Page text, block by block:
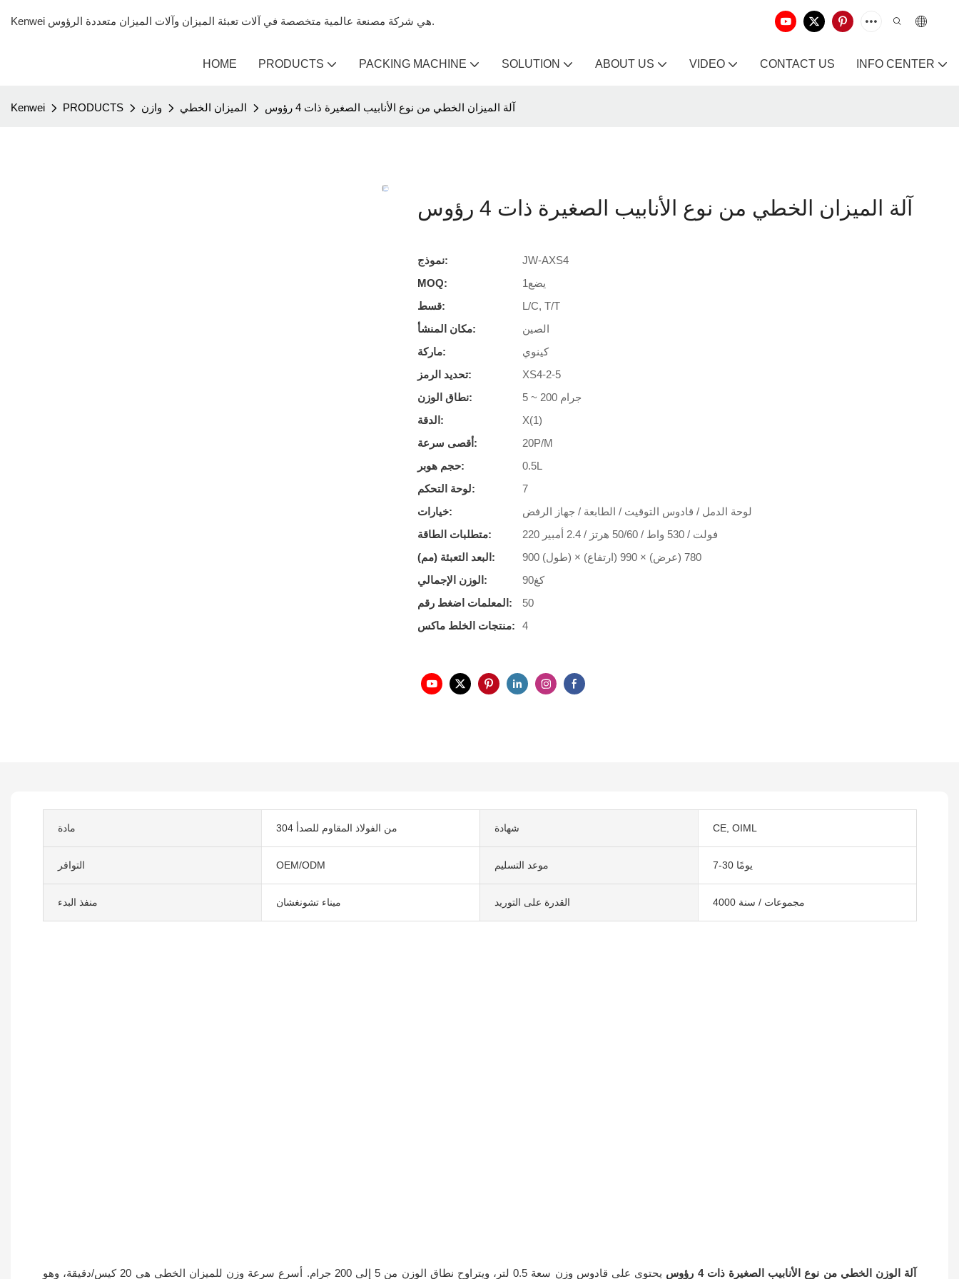
Kenwei هي شركة مصنعة عالمية متخصصة في آلات تعبئة الميزان وآلات الميزان متعددة الرؤوس.
HOME PRODUCTS PACKING MACHINE SOLUTION ABOUT US VIDEO CONTACT US INFO CENTER
Kenwei PRODUCTS وازن الميزان الخطي آلة الميزان الخطي من نوع الأنابيب الصغيرة ذات 4 رؤوس
آلة الميزان الخطي من نوع الأنابيب الصغيرة ذات 4 رؤوس
نموذج:
JW-AXS4
MOQ:
يضع1
قسط:
L/C, T/T
مكان المنشأ:
الصين
ماركة:
كينوي
تحديد الرمز:
XS4-2-5
نطاق الوزن:
5 ~ 200 جرام
الدقة:
X(1)
أقصى سرعة:
20P/M
حجم هوبر:
0.5L
لوحة التحكم:
7
خيارات:
لوحة الدمل / قادوس التوقيت / الطابعة / جهاز الرفض
متطلبات الطاقة:
220 فولت / 530 واط / 50/60 هرتز / 2.4 أمبير
البعد التعبئة (مم):
900 (طول) × 780 (عرض) × 990 (ارتفاع)
الوزن الإجمالي:
كغ90
المعلمات اضغط رقم:
50
منتجات الخلط ماكس:
4
مادة 304 من الفولاذ المقاوم للصدأ شهادة CE, OIML
التوافر OEM/ODM موعد التسليم 7-30 يومًا
منفذ البدء ميناء تشونغشان القدرة على التوريد 4000 مجموعات / سنة
آلة الوزن الخطي من نوع الأنابيب الصغيرة ذات 4 رؤوس يحتوي على قادوس وزن سعة 0.5 لتر، ويتراوح نطاق الوزن من 5 إلى 200 جرام. أسرع سرعة وزن للميزان الخطي هي 20 كيس/دقيقة، وهو